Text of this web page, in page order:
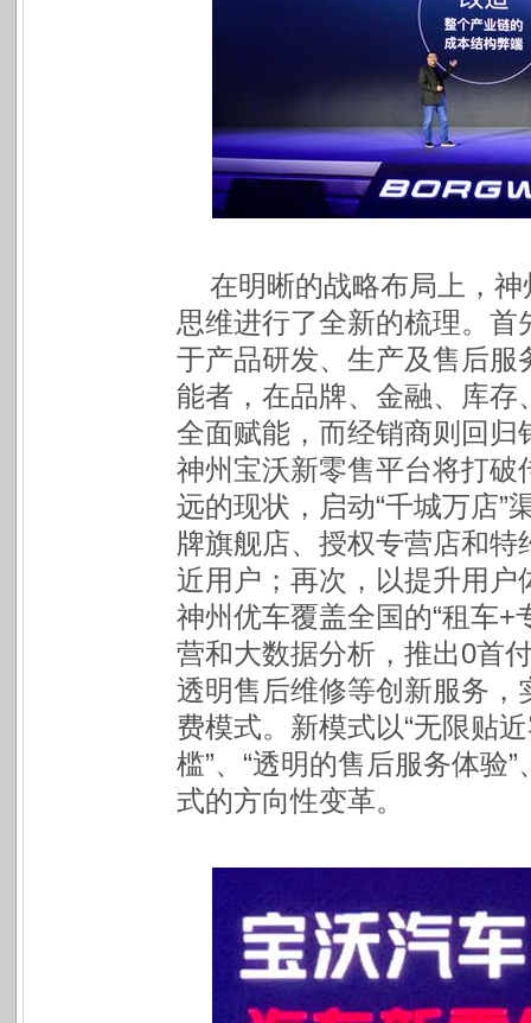
在明晰的战略布局上，
思维进行了全新的梳理。
于产品研发、生产及售后
能者，在品牌、金融、库
全面赋能，而经销商则回
神州宝沃新零售平台将打
远的现状，启动“千城万店”
牌旗舰店、授权专营店和
近用户；再次，以提升用
神州优车覆盖全国的“租车+
营和大数据分析，推出0首
透明售后维修等创新服务
费模式。新模式以“无限贴
槛”、“透明的售后服务体验
式的方向性变革。